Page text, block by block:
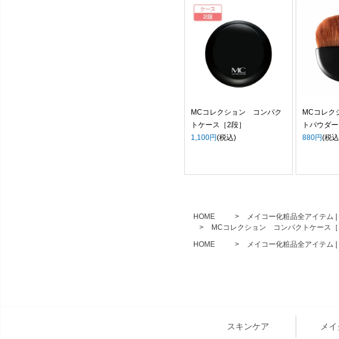
MCコレクション コンパク
トケース［2段］
1,100円(税込)
MCコレ
トパウダ
880円(税
HOME メイコー化粧品全アイテム |
MCコレクション コンパクトケース［
HOME
メイコー化粧品全アイテム |
スキンケア メイ